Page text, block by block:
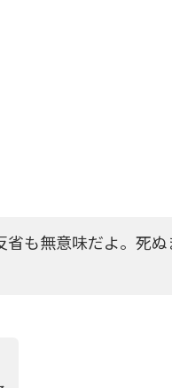
も無意味だよ。死